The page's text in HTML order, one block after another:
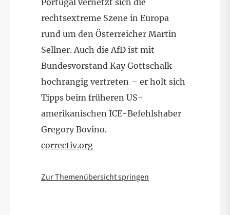
Portugal vernetzt sich die
rechtsextreme Szene in Europa
rund um den Österreicher Martin
Sellner. Auch die AfD ist mit
Bundesvorstand Kay Gottschalk
hochrangig vertreten – er holt sich
Tipps beim früheren US-
amerikanischen ICE-Befehlshaber
Gregory Bovino.
correctiv.org
Zur Themenübersicht springen